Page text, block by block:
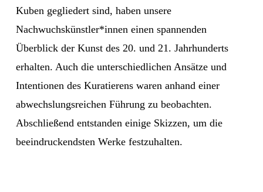
Kuben gegliedert sind, haben unsere
Nachwuchskünstler*innen einen spannenden
Überblick der Kunst des 20. und 21. Jahrhunderts
erhalten. Auch die unterschiedlichen Ansätze und
Intentionen des Kuratierens waren anhand einer
abwechslungsreichen Führung zu beobachten.
Abschließend entstanden einige Skizzen, um die
beeindruckendsten Werke festzuhalten.